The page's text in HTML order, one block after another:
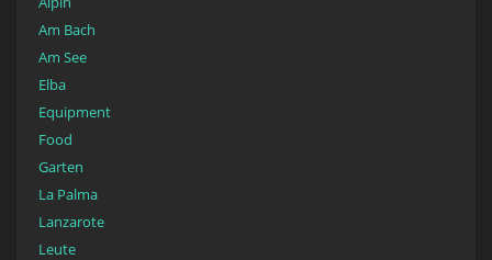
Am Bach
Am See
Elba
Equipment
Food
Garten
La Palma
Lanzarote
Leute